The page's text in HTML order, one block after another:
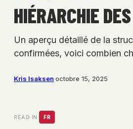
HIÉRARCHIE
Un aperçu détaillé de la
confirmées, voici combien
Kris Isaksen·octobre 15, 2025
READ IN: FR